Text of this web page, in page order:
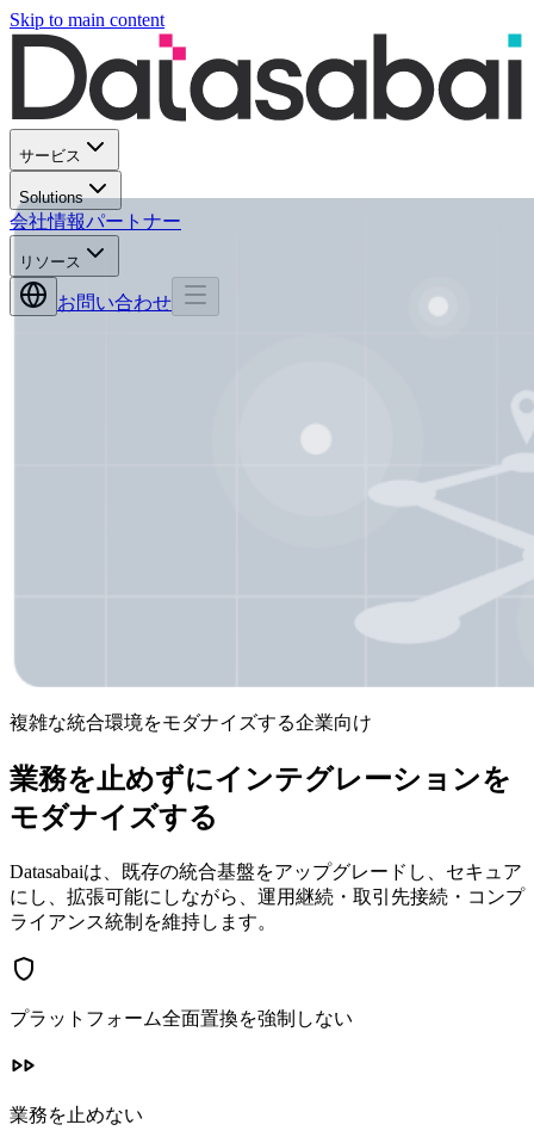
Skip to main content
サービス
Solutions
会社情報パートナー
リソース
お問い合わせ
複雑な統合環境をモダナイズする企業向け
業務を止めずにインテグレーションを
モダナイズする
Datasabaiは、既存の統合基盤をアップグレードし、セキュア
にし、拡張可能にしながら、運用継続・取引先接続・コンプ
ライアンス統制を維持します。
shield
プラットフォーム全面置換を強制しない
fast_forward
業務を止めない